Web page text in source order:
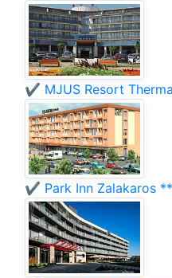
✔️ MJUS Resort
✔️ Park Inn Zalakaros